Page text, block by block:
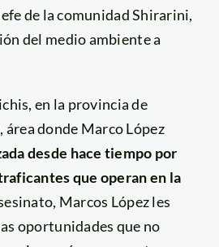
de la comunidad Shirarini,
del medio ambiente a
en la provincia de
área donde Marco López
desde hace tiempo por
que operan en la
Marcos López les
oportunidades que no